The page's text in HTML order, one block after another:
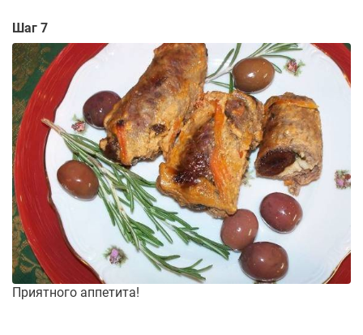
Шаг 7
Приятного аппетита!